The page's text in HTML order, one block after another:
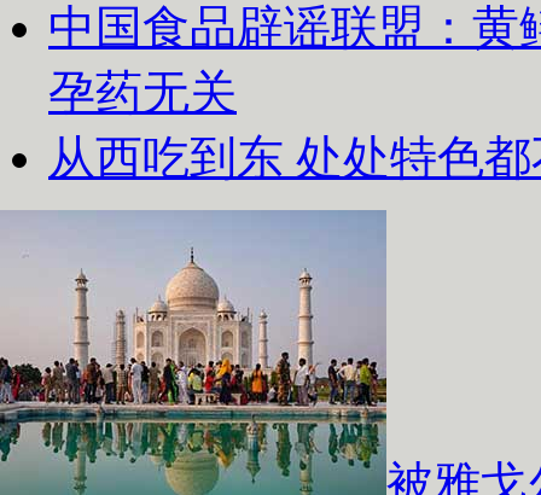
中国食品辟谣联盟：
孕药无关
从西吃到东 处处特色
被雅戈